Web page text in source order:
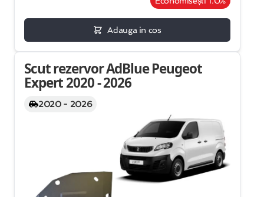
Adauga in cos
Scut rezervor AdBlue Peugeot
Expert 2020 - 2026
2020 - 2026